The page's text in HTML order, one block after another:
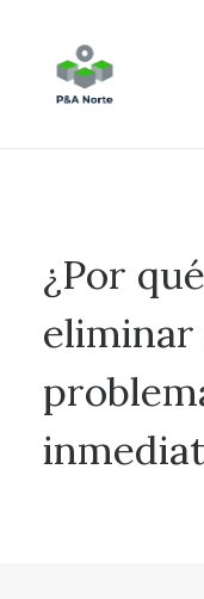
¿Por
eliminar